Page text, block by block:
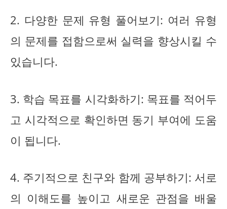
2. 다양한 문제 유형 풀어보기: 여러 유형
의 문제를 접함으로써 실력을 향상시킬 수
있습니다.
3. 학습 목표를 시각화하기: 목표를 적어두
고 시각적으로 확인하면 동기 부여에 도움
이 됩니다.
4. 주기적으로 친구와 함께 공부하기: 서로
의 이해도를 높이고 새로운 관점을 배울